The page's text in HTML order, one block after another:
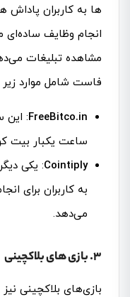
ها به کاربران پاداش‌
مشاهده تبلیغات
فاست شامل موارد
FreeBitco.in: این
ساعت یکبار بیت
Cointiply: یکی
به کاربران برای
می‌دهد.
3. بازی‌ های بلاکچینی
بازی‌های بلاکچینی